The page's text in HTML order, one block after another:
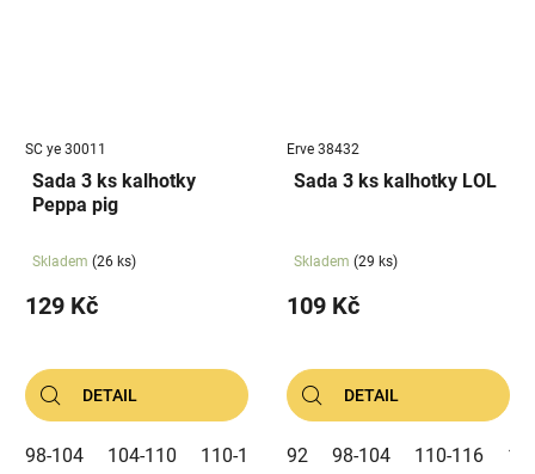
SC ye 30011
Sada 3 ks kalhotky
Peppa pig
Skladem (26 ks)
129 Kč
DETAIL
98-104 104-110 110-116
Erve 38432
Sada 3 ks kalhotky LOL
Skladem (29 ks)
109 Kč
DETAIL
92 98-104 110-116